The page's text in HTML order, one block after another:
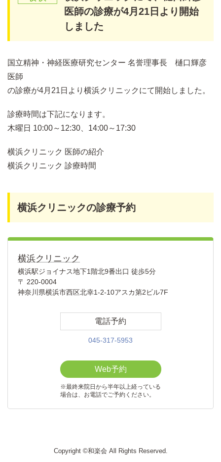
医師の診療が4月21日より開始
しました
国立精神・神経医療研究センター 名誉理事長 樋口輝彦
医師
の診療が4月21日より横浜クリニックにて開始しました。
診療時間は下記になります。
木曜日 10:00～12:30、14:00～17:30
横浜クリニック 医師の紹介
横浜クリニック 診療時間
横浜クリニックの診療予約
横浜クリニック
横浜駅ジョイナス地下1階北9番出口 徒歩5分
〒 220-0004
神奈川県横浜市西区北幸1-2-10アスカ第2ビル7F
電話予約
045-317-5953
Web予約
※最終来院日から半年以上経っている
場合は、お電話でご予約ください。
Copyright ©和楽会 All Rights Reserved.